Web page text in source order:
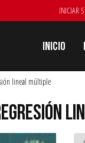
INICIAR
Inicio
lineal múltiple